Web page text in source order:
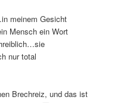
meinem Gesicht
Mensch ein Wort
nur total
Brechreiz, und das ist